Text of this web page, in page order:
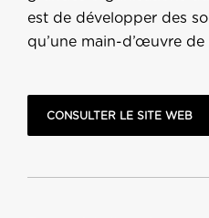
est de développer des
qu’une main-d’œuvre
CONSULTER LE SITE WEB